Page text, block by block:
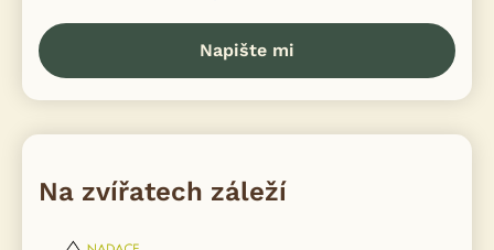
Napište mi
Na zvířatech záleží